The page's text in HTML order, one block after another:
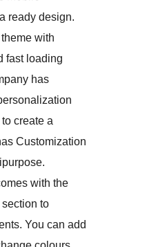
ready design.
with
fast loading
has
create a
Customization
with the
to
You can add